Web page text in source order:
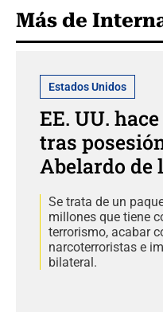
Más de
Estados Unidos
EE. UU.
tras
Abelardo de
Se trata de un
millones que tiene
terrorismo, acabar
narcoterroristas e
bilateral.